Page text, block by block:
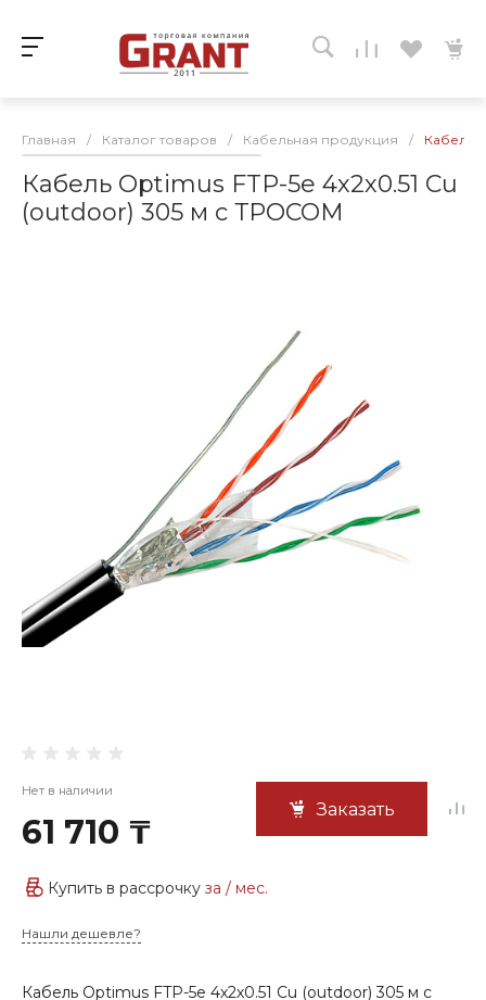
Главная / Каталог товаров / Кабельная продукция / Кабель
Кабель Optimus FTP-5e 4х2х0.51 Cu
(outdoor) 305 м с ТРОСОМ
Нет в наличии
61 710 ₸
Заказать
Купить в рассрочку за / мес.
Нашли дешевле?
Кабель Optimus FTP-5e 4х2х0.51 Cu (outdoor) 305 м с